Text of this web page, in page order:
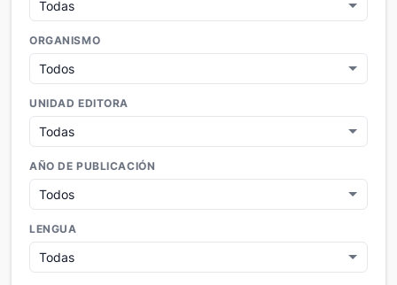
ORGANISMO
UNIDAD EDITORA
AÑO DE PUBLICACIÓN
LENGUA